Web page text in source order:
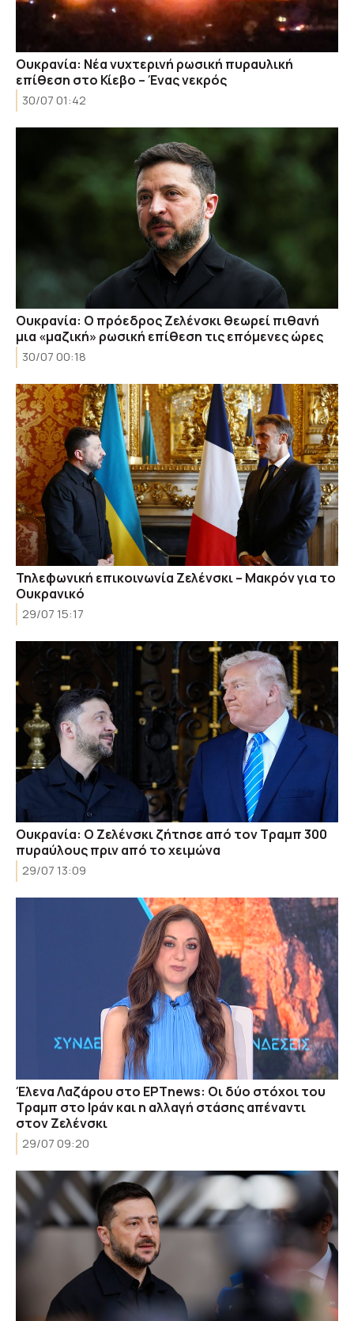
Ουκρανία: Νέα νυχτερινή ρωσική πυραυλική
επίθεση στο Κίεβο – Ένας νεκρός
30/07 01:42
Ουκρανία: Ο πρόεδρος Ζελένσκι θεωρεί πιθανή
μια «μαζική» ρωσική επίθεση τις επόμενες ώρες
30/07 00:18
Τηλεφωνική επικοινωνία Ζελένσκι – Μακρόν για το
Ουκρανικό
29/07 15:17
Ουκρανία: Ο Ζελένσκι ζήτησε από τον Τραμπ 300
πυραύλους πριν από το χειμώνα
29/07 13:09
Έλενα Λαζάρου στο ΕΡΤnews: Οι δύο στόχοι του
Τραμπ στο Ιράν και η αλλαγή στάσης απέναντι
στον Ζελένσκι
29/07 09:20